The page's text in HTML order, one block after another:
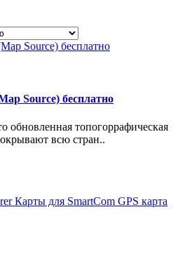
Source) бесплатно
обновленная топогоррафическая
всю стран..